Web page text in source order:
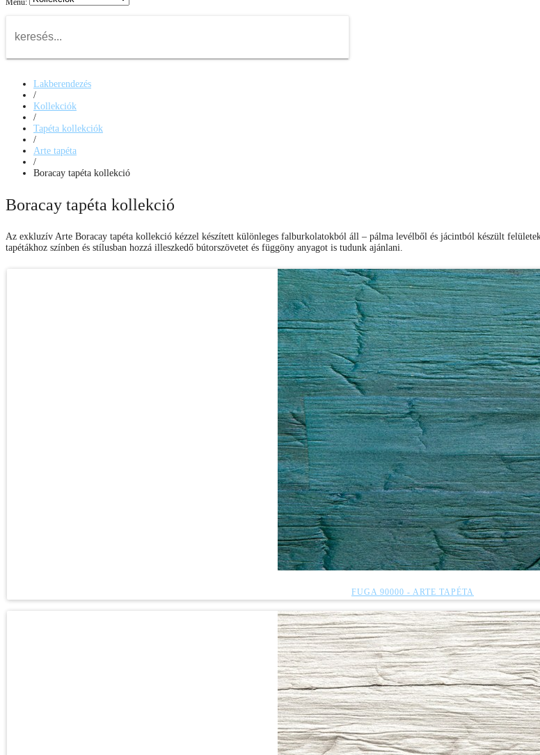
Menu:
Lakberendezés
/
Kollekciók
/
Tapéta kollekciók
/
Arte tapéta
/
Boracay tapéta kollekció
Boracay tapéta kollekció
Az exkluzív Arte Boracay tapéta kollekció kézzel készített különleges falburkolatokból áll – pálma levélből és jácintból készült
tapétákhoz színben és stílusban hozzá illeszkedő bútorszövetet és függöny anyagot is tudunk ajánlani.
FUGA 90000 - ARTE TAPÉTA